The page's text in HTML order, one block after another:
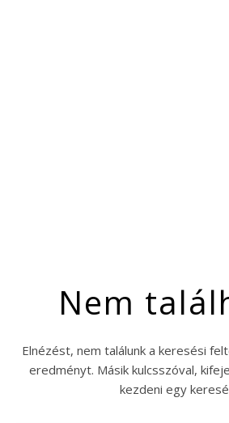
Nem
Elnézést, nem találunk a keresési
eredményt. Másik kulcsszóval,
kezdeni egy